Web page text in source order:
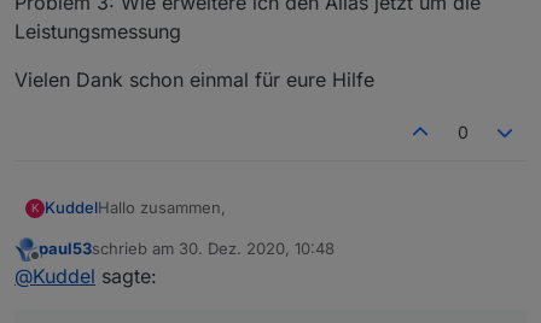
Leistungsmessung
Vielen Dank schon einmal für eure Hilfe
0
K KuddelHallo zusammen,
ich habe gerade angefangen alle meine Aktoren auf
Alias umzustellen.
Offline
paul53schrieb am 30. Dez. 2020, 10:48
zuletzt editiert von
@Kuddel sagte: